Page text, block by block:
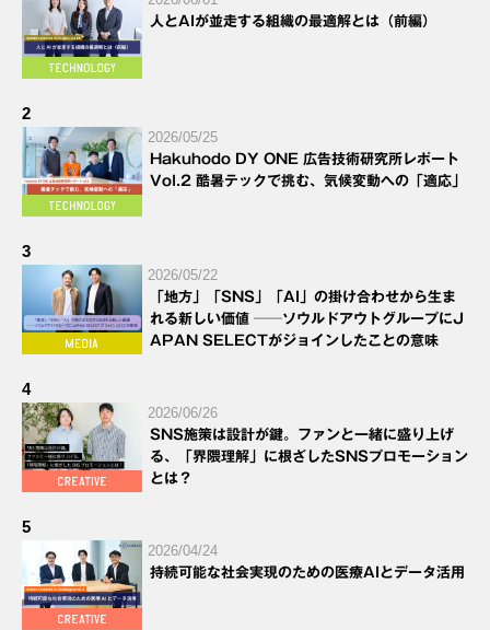
人とAIが並走する組織の最適解とは（前編）
2
2026/05/25
Hakuhodo DY ONE 広告技術研究所レポート
Vol.2 酷暑テックで挑む、気候変動への「適応」
3
2026/05/22
「地方」「SNS」「AI」の掛け合わせから生ま
れる新しい価値 ──ソウルドアウトグループにJ
APAN SELECTがジョインしたことの意味
4
2026/06/26
SNS施策は設計が鍵。ファンと一緒に盛り上げ
る、「界隈理解」に根ざしたSNSプロモーション
とは？
5
2026/04/24
持続可能な社会実現のための医療AIとデータ活用